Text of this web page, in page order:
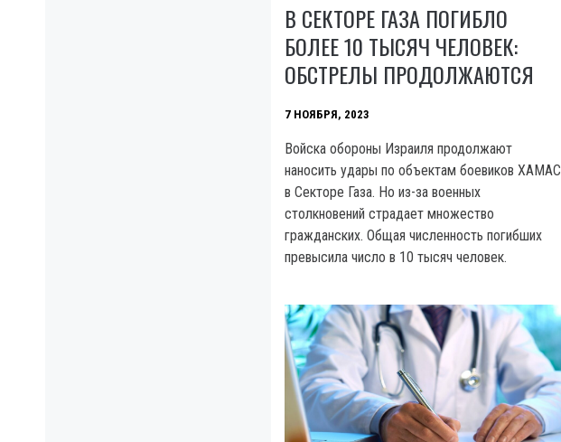
В СЕКТОРЕ ГАЗА ПОГИБЛО
БОЛЕЕ 10 ТЫСЯЧ ЧЕЛОВЕК:
ОБСТРЕЛЫ ПРОДОЛЖАЮТСЯ
7 НОЯБРЯ, 2023
Войска обороны Израиля продолжают
наносить удары по объектам боевиков XAMAC
в Секторе Газа. Но из-за военных
столкновений страдает множество
гражданских. Общая численность погибших
превысила число в 10 тысяч человек.